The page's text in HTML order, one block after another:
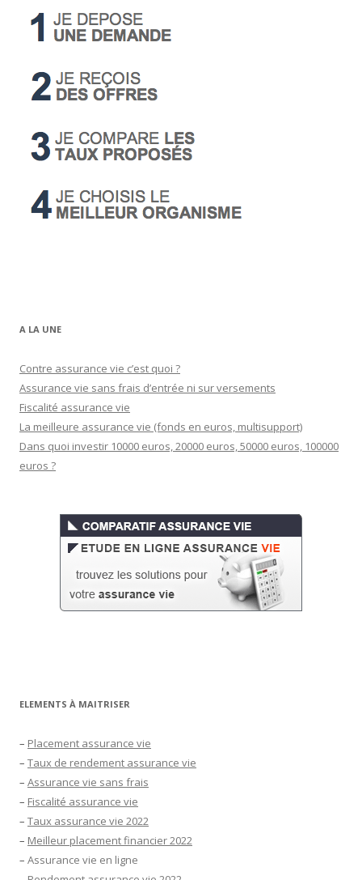
A LA UNE
Contre assurance vie c’est quoi ?
Assurance vie sans frais d’entrée ni sur versements
Fiscalité assurance vie
La meilleure assurance vie (fonds en euros, multisupport)
Dans quoi investir 10000 euros, 20000 euros, 50000 euros, 100000
euros ?
ELEMENTS À MAITRISER
– Placement assurance vie
– Taux de rendement assurance vie
– Assurance vie sans frais
– Fiscalité assurance vie
– Taux assurance vie 2022
– Meilleur placement financier 2022
– Assurance vie en ligne